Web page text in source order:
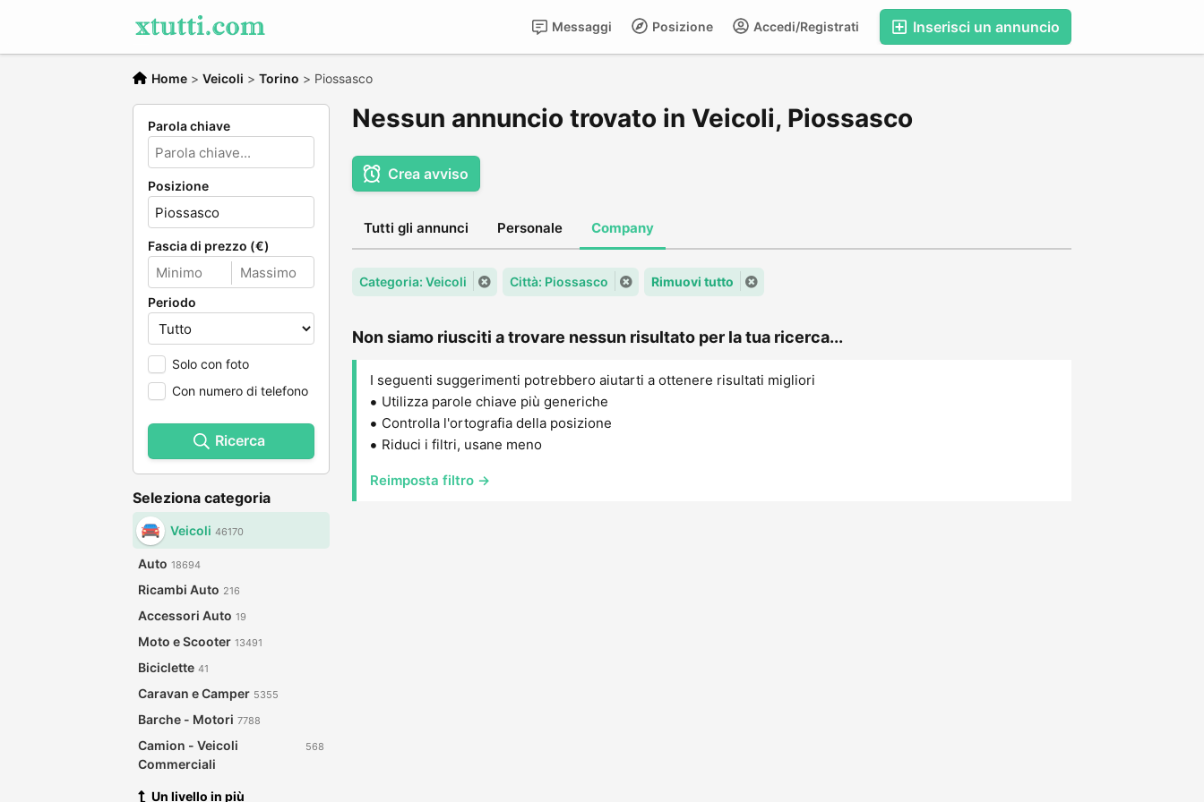
Inserisci un annuncio
Accedi/Registrati
Posizione
Messaggi
Home > Veicoli > Torino > Piossasco
Parola chiave
Posizione
Fascia di prezzo (€)
Periodo
Solo con foto
Con numero di telefono
Ricerca
Seleziona categoria
Veicoli 46170
Auto 18694
Ricambi Auto 216
Accessori Auto 19
Moto e Scooter 13491
Biciclette 41
Caravan e Camper 5355
Barche - Motori 7788
Camion - Veicoli
Commerciali
568
Un livello in più
Nessun annuncio trovato in Veicoli, Piossasco
Crea avviso
Tutti gli annunci Personale Company
Categoria: Veicoli Città: Piossasco Rimuovi tutto
Non siamo riusciti a trovare nessun risultato per la tua ricerca...
I seguenti suggerimenti potrebbero aiutarti a ottenere risultati migliori
Utilizza parole chiave più generiche
Controlla l'ortografia della posizione
Riduci i filtri, usane meno
Reimposta filtro →